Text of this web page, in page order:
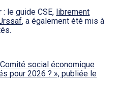
le guide CSE, librement
, a également été mis à
social économique
pour 2026 ? », publiée le